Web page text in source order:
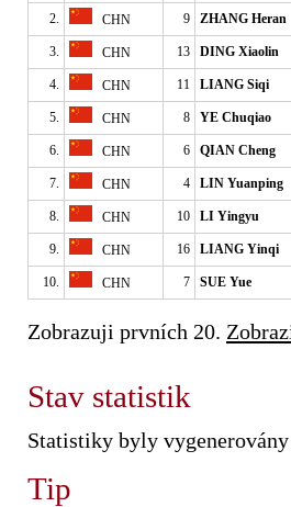
2. CHN 9 ZHANG Heran
3. CHN 13 DING Xiaolin
4. CHN 11 LIANG Siqi
5. CHN 8 YE Chuqiao
6. CHN 6 QIAN Cheng
7. CHN 4 LIN Yuanping
8. CHN 10 LI Yingyu
9. CHN 16 LIANG Yinqi
10. CHN 7 SUE Yue
Zobrazuji prvních 20.
Stav statistik
Statistiky byly
Tip